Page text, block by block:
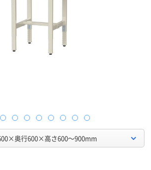
奥行600×高さ600～900mm